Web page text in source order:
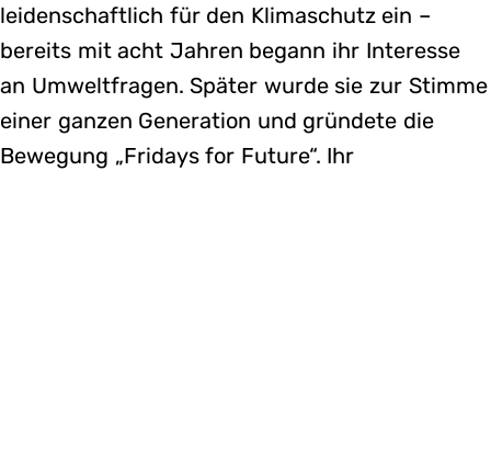
leidenschaftlich für den Klimaschutz ein –
bereits mit acht Jahren begann ihr Interesse
an Umweltfragen. Später wurde sie zur Stimme
einer ganzen Generation und gründete die
Bewegung „Fridays for Future“. Ihr